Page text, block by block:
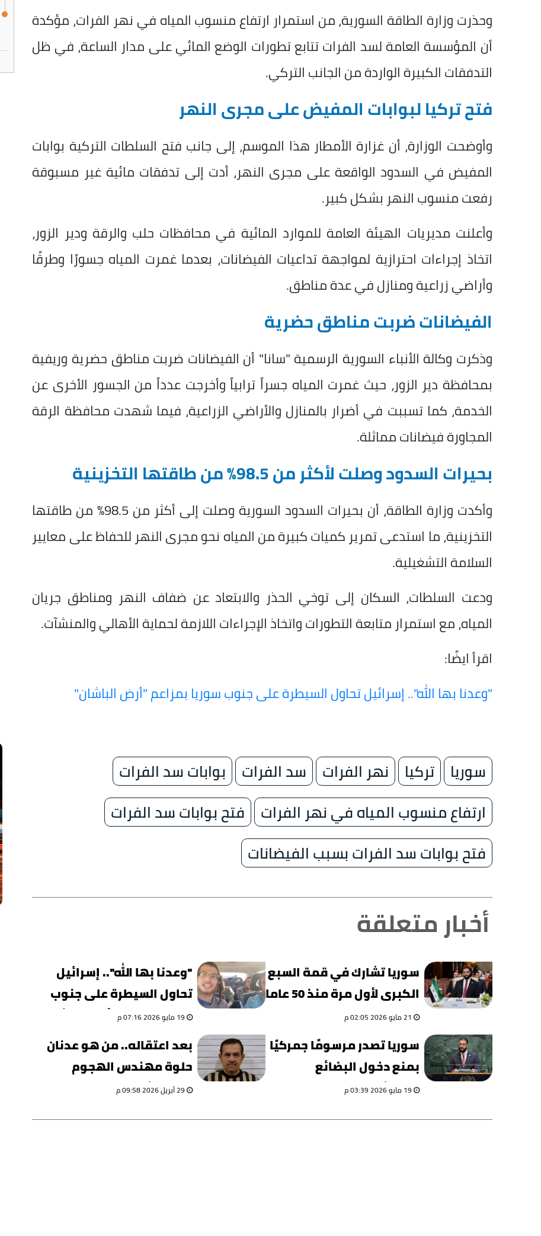
وحذرت وزارة الطاقة السورية، من استمرار ارتفاع منسوب المياه في نهر الفرات، مؤكدة
أن المؤسسة العامة لسد الفرات تتابع تطورات الوضع المائي على مدار الساعة، في ظل
التدفقات الكبيرة الواردة من الجانب التركي.
فتح تركيا لبوابات المفيض على مجرى النهر
وأوضحت الوزارة، أن غزارة الأمطار هذا الموسم، إلى جانب فتح السلطات التركية بوابات
المفيض في السدود الواقعة على مجرى النهر، أدت إلى تدفقات مائية غير مسبوقة
رفعت منسوب النهر بشكل كبير.
وأعلنت مديريات الهيئة العامة للموارد المائية في محافظات حلب والرقة ودير الزور،
اتخاذ إجراءات احترازية لمواجهة تداعيات الفيضانات، بعدما غمرت المياه جسورًا وطرقًا
وأراضي زراعية ومنازل في عدة مناطق.
الفيضانات ضربت مناطق حضرية
وذكرت وكالة الأنباء السورية الرسمية "سانا" أن الفيضانات ضربت مناطق حضرية وريفية
بمحافظة دير الزور، حيث غمرت المياه جسراً ترابياً وأخرجت عدداً من الجسور الأخرى عن
الخدمة، كما تسببت في أضرار بالمنازل والأراضي الزراعية، فيما شهدت محافظة الرقة
المجاورة فيضانات مماثلة.
بحيرات السدود وصلت لأكثر من 98.5% من طاقتها التخزينية
وأكدت وزارة الطاقة، أن بحيرات السدود السورية وصلت إلى أكثر من 98.5% من طاقتها
التخزينية، ما استدعى تمرير كميات كبيرة من المياه نحو مجرى النهر للحفاظ على معايير
السلامة التشغيلية.
ودعت السلطات، السكان إلى توخي الحذر والابتعاد عن ضفاف النهر ومناطق جريان
المياه، مع استمرار متابعة التطورات واتخاذ الإجراءات اللازمة لحماية الأهالي والمنشآت.
اقرأ ايضًا:
"وعدنا بها الله".. إسرائيل تحاول السيطرة على جنوب سوريا بمزاعم "أرض الباشان"
سوريا تركيا نهر الفرات سد الفرات
بوابات سد الفرات
ارتفاع منسوب المياه في نهر الفرات
فتح بوابات سد الفرات
فتح بوابات سد الفرات بسبب الفيضانات
أخبار متعلقة
سوريا تشارك في قمة السبع
الكبرى لأول مرة منذ 50 عاما
21 مايو 2026 02:05 م
"وعدنا بها الله".. إسرائيل
تحاول السيطرة على جنوب
سوريا بمزاعم "أرض الباشان"
19 مايو 2026 07:16 م
سوريا تصدر مرسومًا جمركيًا
بمنع دخول البضائع
الإسرائيلية
19 مايو 2026 03:39 م
بعد اعتقاله.. من هو عدنان
حلوة مهندس الهجوم
الكيميائي في سوريا؟
29 أبريل 2026 09:58 م